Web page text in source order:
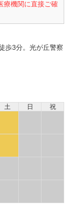
療機関に直接ご確
歩3分。光が丘警察
土 日 祝